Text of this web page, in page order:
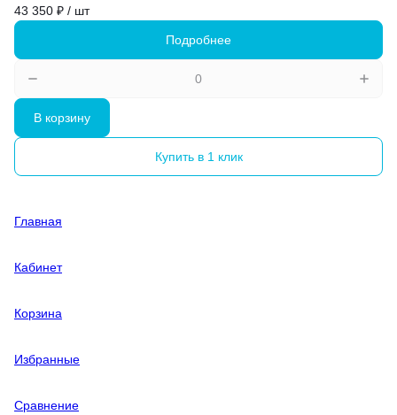
43 350 ₽ / шт
Подробнее
В корзину
Купить в 1 клик
Главная
Кабинет
Корзина
Избранные
Сравнение